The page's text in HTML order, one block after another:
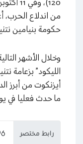
من اندلاع الحرب،
حكومة بنيامين
وخلال الأشهر
الليكود” بزعامة
أيزنكوت من أبرز
ما حدث فعليا في
رابط مختصر